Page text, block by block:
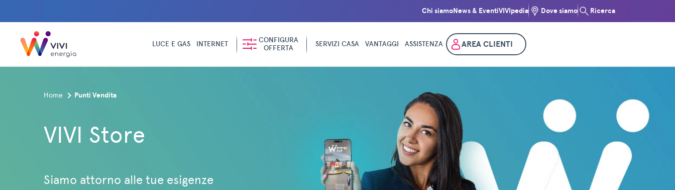
Chi siamoNews & EventiVIVIpedia Dove siamo Ricerca
LUCE E GAS INTERNET
CONFIGURA
OFFERTA
SERVIZI CASA VANTAGGI ASSISTENZA AREA CLIENTI
Home Punti Vendita
VIVI Store
Siamo attorno alle tue esigenze
Conferma